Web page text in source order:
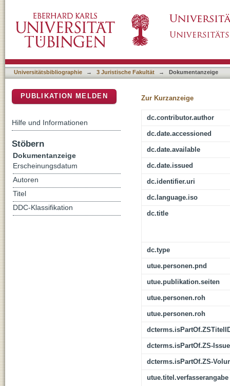
2018 : "Reden scheint Gold - Schweigen
Universitätsbibliographie → 3 Juristische Fakultät → Dokumentanzeige
Zur Kurzanzeige
dc.contributor.author
dc.date.accessioned
dc.date.available
dc.date.issued
dc.identifier.uri
dc.language.iso
dc.title
dc.type
utue.personen.pnd
utue.publikation.seiten
utue.personen.roh
utue.personen.roh
dcterms.isPartOf.ZS-Issue
dcterms.isPartOf.ZS-
utue.titel.verfasserangabe
PUBLIKATION MELDEN
Hilfe und Informationen
Stöbern
Dokumentanzeige
Erscheinungsdatum
Autoren
Titel
DDC-Klassifikation